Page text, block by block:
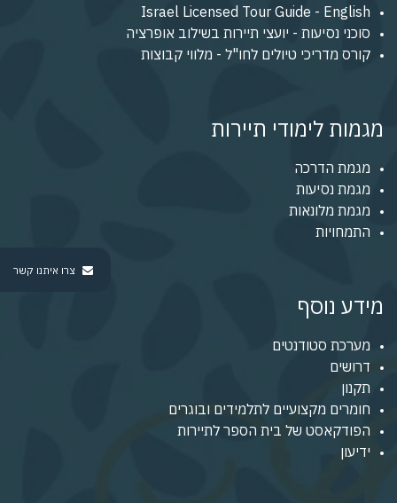
צרו איתנו קשר
Israel Licensed Tour Guide - English
סוכני נסיעות - יועצי תיירות בשילוב אופרציה
קורס מדריכי טיולים לחו"ל - מלווי קבוצות
מגמות לימודי תיירות
מגמת הדרכה
מגמת נסיעות
מגמת מלונאות
התמחויות
מידע נוסף
מערכת סטודנטים
דרושים
תקנון
חומרים מקצועיים לתלמידים ובוגרים
הפודקאסט של בית הספר לתיירות
ידיעון